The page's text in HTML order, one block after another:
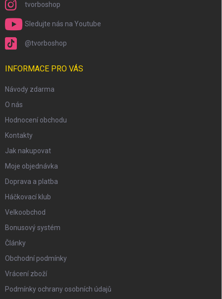
tvorboshop
Sledujte nás na Youtube
@tvorboshop
INFORMACE PRO VÁS
Návody zdarma
O nás
Hodnocení obchodu
Kontakty
Jak nakupovat
Moje objednávka
Doprava a platba
Háčkovací klub
Velkoobchod
Bonusový systém
Články
Obchodní podmínky
Vrácení zboží
Podmínky ochrany osobních údajů